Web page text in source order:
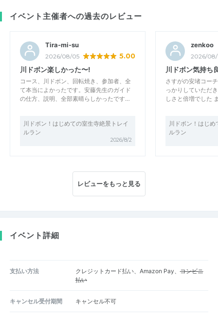
イベント主催者への過去のレビュー
Tira-mi-su
2026/08/05 5.00
川ドボン楽しかった〜!
コース、川ドボン、回転焼き、参加者、全
て本当によかったです。安藤先生のガイド
の仕方、説明、全部素晴らしかったです…
川ドボン！はじめての室生寺絶景トレイ
ルラン
2026/8/2
zenkoo
2026/
川ドボン気持ち
さすがの安堵コー
っかりしていただ
しさと倍増でした
川ドボン！はじ
ルラン
レビューをもっと見る
イベント詳細
支払い方法 クレジットカード払い、Amazon Pay、コンビニ
払い
キャンセル受付期間 キャンセル不可